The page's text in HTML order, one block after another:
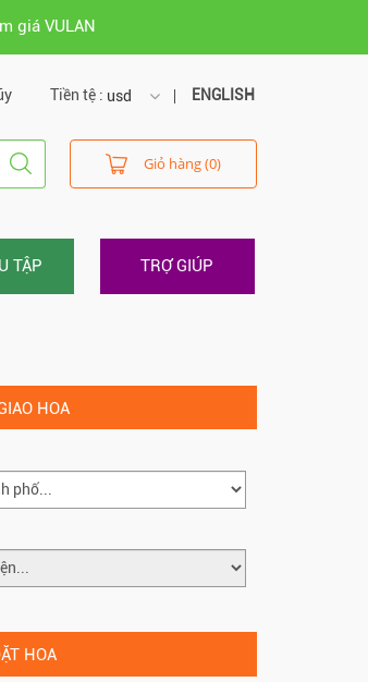
giá VULAN
Tiền tệ : usd
usd
vnd
ENGLISH
Giỏ hàng (0)
TẬP TRỢ GIÚP
HOA
HOA